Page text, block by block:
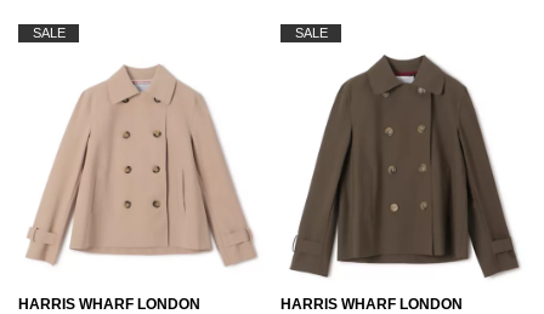
SALE
HARRIS WHARF LONDON
SALE
HARRIS WHARF LONDON